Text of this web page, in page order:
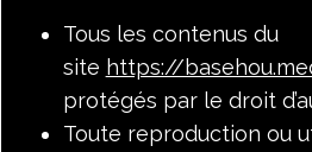
Tous les contenus du
site https://
protégés par le droit
Toute reproduction ou